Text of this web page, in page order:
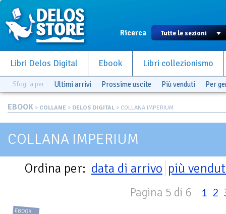
Ricerca
Libri Delos Digital Ebook Libri collezionismo
Sfoglia per Ultimi arrivi Prossime uscite Più venduti Per
EBOOK > COLLANE > DELOS DIGITAL > COLLANA IMPERIUM
COLLANA IMPERIUM
Ordina per: data di arrivo più
Pagina 5 di 6 1 2
EBOOK